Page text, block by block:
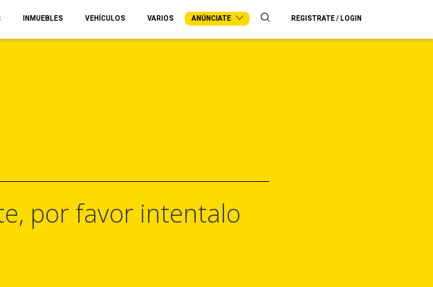
INMUEBLES VEHÍCULOS VARIOS ANÚNCIATE REGISTRATE / LOGIN
por favor intentalo